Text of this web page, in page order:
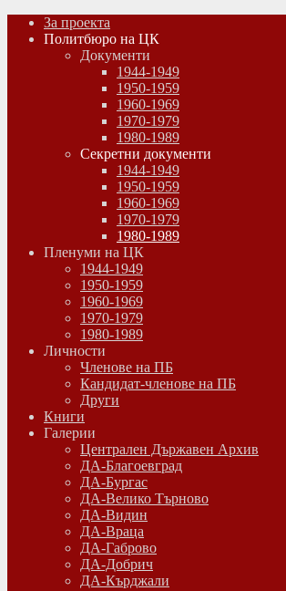
За проекта
Политбюро на ЦК
Документи
1944-1949
1950-1959
1960-1969
1970-1979
1980-1989
Секретни документи
1944-1949
1950-1959
1960-1969
1970-1979
1980-1989
Пленуми на ЦК
1944-1949
1950-1959
1960-1969
1970-1979
1980-1989
Личности
Членове на ПБ
Кандидат-членове на ПБ
Други
Книги
Галерии
Централен Държавен Архив
ДА-Благоевград
ДА-Бургас
ДА-Велико Търново
ДА-Видин
ДА-Враца
ДА-Габрово
ДА-Добрич
ДА-Кърджали